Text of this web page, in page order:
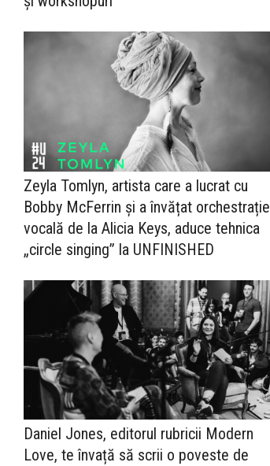
Zeyla Tomlyn, artista care a lucrat cu
Bobby McFerrin și a învățat orchestrație
vocală de la Alicia Keys, aduce tehnica
„circle singing” la UNFINISHED
Daniel Jones, editorul rubricii Modern
Love, te învață să scrii o poveste de